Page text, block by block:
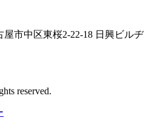
屋市中区東桜2-22-18 日興ビルヂ
reserved.